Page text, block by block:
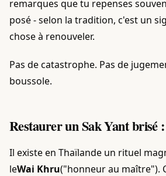
remarques que tu repenses
posé - selon la tradition, c'est un
chose à renouveler.
Pas de catastrophe. Pas de
boussole.
Restaurer un Sak Yant brisé
Il existe en Thaïlande un rituel
leWai Khru("honneur au maître").